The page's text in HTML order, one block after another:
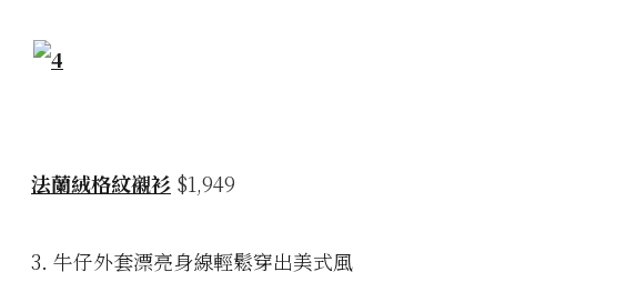
法蘭絨格紋襯衫 $1,949
3. 牛仔外套漂亮身線輕鬆穿出美式風